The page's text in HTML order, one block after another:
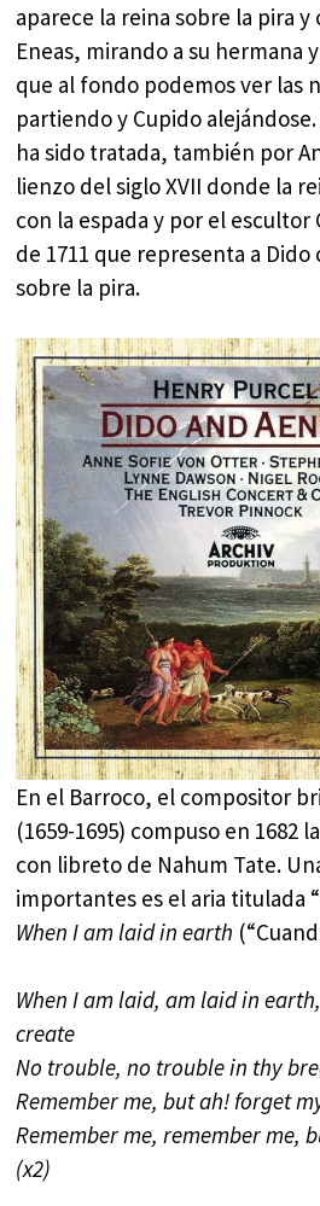
aparece la reina sobre la pira y
Eneas, mirando a su hermana
que al fondo podemos ver las
partiendo y Cupido
ha sido tratada, también por
lienzo del siglo XVII donde la
con la espada y por el escultor
de 1711 que representa a Dido
sobre la pira.
En el Barroco, el compositor
(1659-1695) compuso en 1682
con libreto de Nahum Tate.
importantes es el aria titulada
When I am laid in earth
When I am laid, am laid in
create
No trouble, no trouble in thy
Remember me, but ah! forget
Remember me, remember me,
(x2)